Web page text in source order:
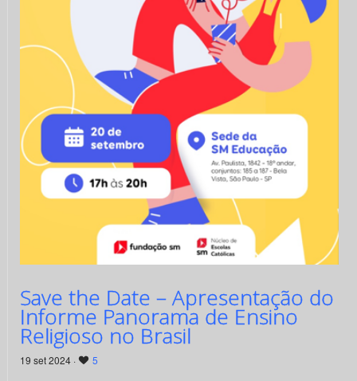
Save the Date – Apresentação do
Informe Panorama de Ensino
Religioso no Brasil
19 set 2024 · 5